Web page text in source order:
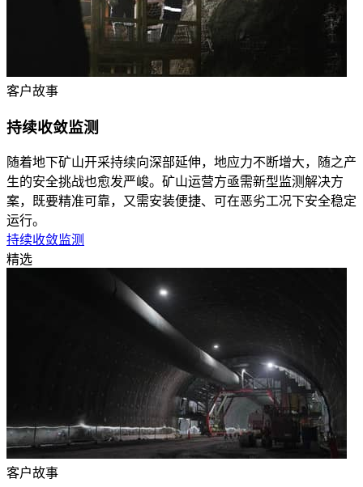
客户故事
持续收敛监测
随着地下矿山开采持续向深部延伸，地应力不断增大，随之产
生的安全挑战也愈发严峻。矿山运营方亟需新型监测解决方
案，既要精准可靠，又需安装便捷、可在恶劣工况下安全稳定
运行。
持续收敛监测
精选
客户故事